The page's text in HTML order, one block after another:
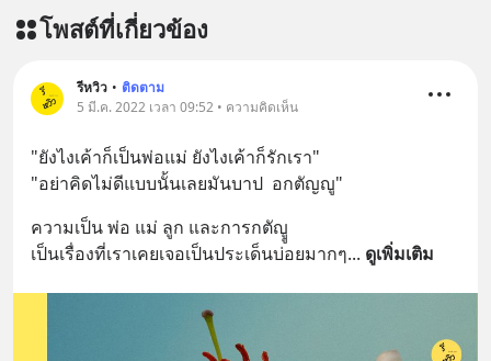
โพสต์ที่เกี่ยวข้อง
รีหวิว • ติดตาม
5 มี.ค. 2022 เวลา 09:52 • ความคิดเห็น
"ยังไงเค้าก็เป็นพ่อ​แม่​ ยังไงเค้าก็รักเรา"
"อย่าคิดไม่ดีแบบนั้นเลยมันบาป​  อกตัญญู"
ความเป็น​ พ่อ​ แม่​ ลูก​ และการกตัญูู
เป็นเรื่องที่เราเคยเจอเป็นประเด็นบ่อยมากๆ... ดูเพิ่มเติม